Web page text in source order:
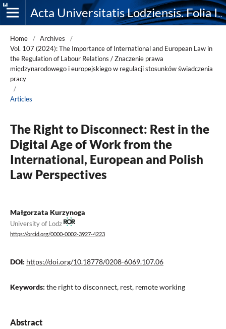
Acta Universitatis Lodziensis. Folia Iuridica
Home / Archives
/
Vol. 107 (2024): The Importance of International and European Law in
the Regulation of Labour Relations / Znaczenie prawa
międzynarodowego i europejskiego w regulacji stosunków świadczenia
pracy
/
Articles
The Right to Disconnect: Rest in the
Digital Age of Work from the
International, European and Polish
Law Perspectives
Małgorzata Kurzynoga
University of Lodz
https://orcid.org/0000-0002-3927-4223
DOI: https://doi.org/10.18778/0208-6069.107.06
Keywords: the right to disconnect, rest, remote working
Abstract